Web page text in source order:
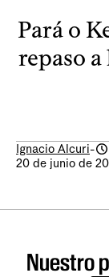
Pará o
repaso
Ignacio Alcuri-
20 de junio de
Nuestro